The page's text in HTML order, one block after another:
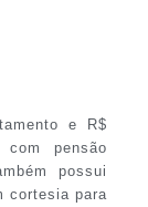
e R$
pensão
possui
cortesia para